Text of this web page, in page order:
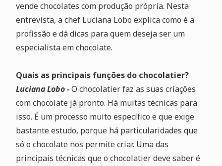
vende chocolates com produção própria. Nesta
entrevista, a chef Luciana Lobo explica como é a
profissão e dá dicas para quem deseja ser um
especialista em chocolate.
Quais as principais funções do chocolatier?
Luciana Lobo -O chocolatier faz as suas criações
com chocolate já pronto. Há muitas técnicas para
isso. É um processo muito específico e que exige
bastante estudo, porque há particularidades que
só o chocolate nos permite criar. Uma das
principais técnicas que o chocolatier deve saber é